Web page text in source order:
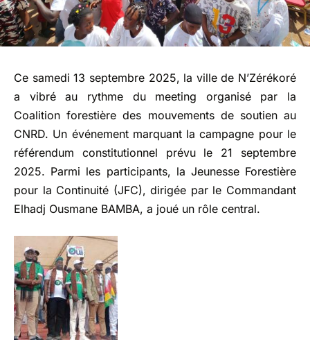
Ce samedi 13 septembre 2025, la ville de N’Zérékoré
a vibré au rythme du meeting organisé par la
Coalition forestière des mouvements de soutien au
CNRD. Un événement marquant la campagne pour le
référendum constitutionnel prévu le 21 septembre
2025. Parmi les participants, la Jeunesse Forestière
pour la Continuité (JFC), dirigée par le Commandant
Elhadj Ousmane BAMBA, a joué un rôle central.